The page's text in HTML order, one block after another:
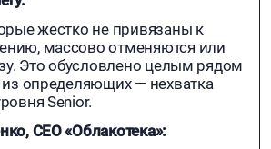
жестко не привязаны к
массово отменяются или
Это обусловлено целым рядом
определяющих — нехватка
Senior.
СЕО «Облакотека»: